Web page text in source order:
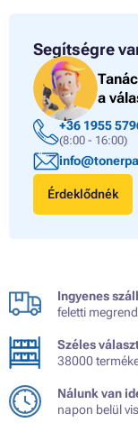
Segítségre
a
+36 1955
(8:00 - 16:00)
Érdeklődnék
Ingyenes
feletti
Széles
38000
Nálunk van
napon belül